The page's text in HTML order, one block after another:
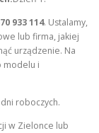
933 114. Ustalamy,
lub firma, jakiej
urządzenie. Na
modelu i
roboczych.
w Zielonce lub